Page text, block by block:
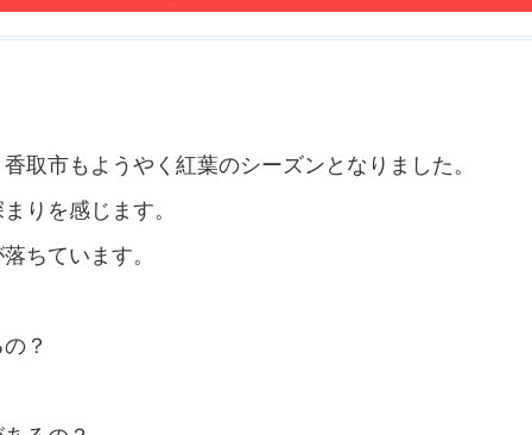
取市もようやく紅葉のシーズンとなりました。
りを感じます。
ちています。
？